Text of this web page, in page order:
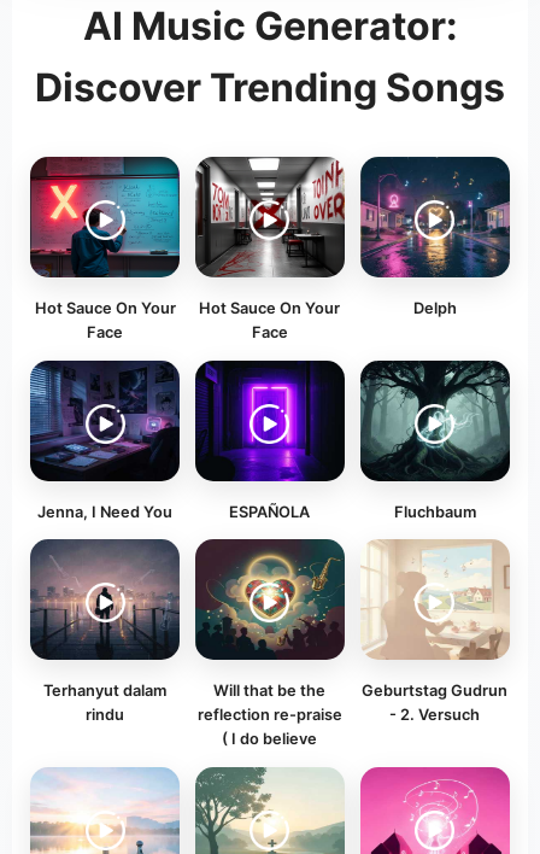
AI Music Generator:
Discover Trending Songs
Hot Sauce On Your
Face
Hot Sauce On Your
Face
Delph
Jenna, I Need You ESPAÑOLA Fluchbaum
Terhanyut dalam
rindu
Will that be the
reflection re-praise
( I do believe
Geburtstag Gudrun
- 2. Versuch